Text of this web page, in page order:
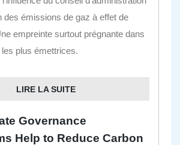
des émissions de gaz à effet de
empreinte surtout prégnante dans
plus émettrices.
LIRE LA SUITE
Governance
Help to Reduce Carbon